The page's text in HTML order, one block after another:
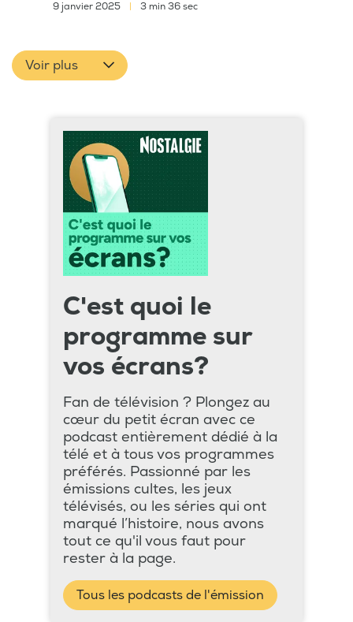
9 janvier 2025 3 min 36 sec
Voir plus
C'est quoi le
programme sur
vos écrans?
Fan de télévision ? Plongez au
cœur du petit écran avec ce
podcast entièrement dédié à la
télé et à tous vos programmes
préférés. Passionné par les
émissions cultes, les jeux
télévisés, ou les séries qui ont
marqué l’histoire, nous avons
tout ce qu'il vous faut pour
rester à la page.
Tous les podcasts de l'émission